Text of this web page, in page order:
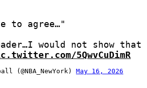
to agree…"
would not show that
5QwvCuDimR
(@NBA_NewYork) May 16, 2026